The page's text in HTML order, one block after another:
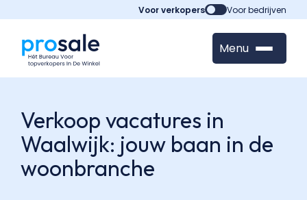
Voor verkopers Voor bedrijven
Menu
Verkoop vacatures in
Waalwijk: jouw baan in de
woonbranche